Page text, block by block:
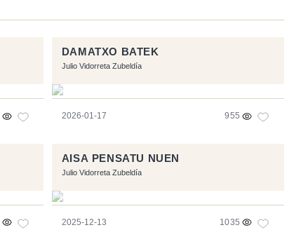
DAMATXO BATEK
Julio Vidorreta Zubeldía
2026-01-17 955
AISA PENSATU NUEN
Julio Vidorreta Zubeldía
2025-12-13 1035